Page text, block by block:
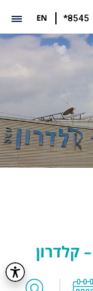
*8545
EN
קלדרון